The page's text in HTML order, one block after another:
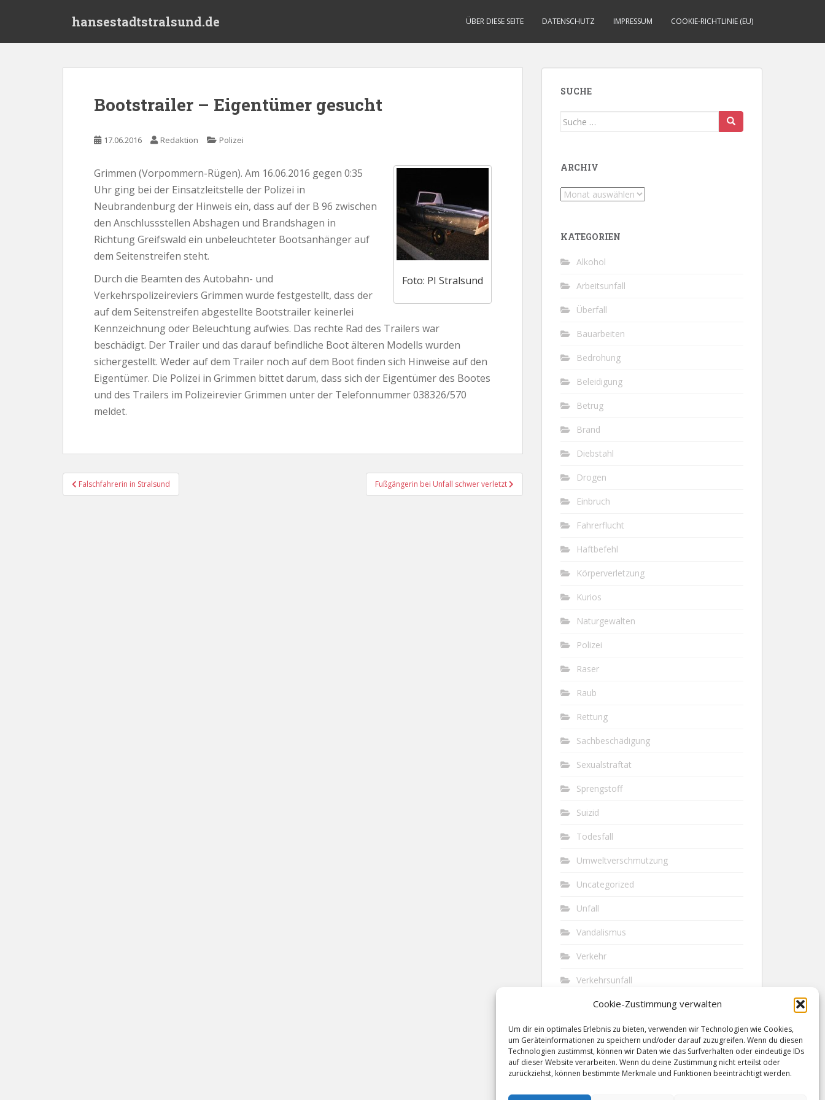
Cookie-Zustimmung verwalten
Um dir ein optimales Erlebnis zu bieten, verwenden wir Technologien wie Cookies,
um Geräteinformationen zu speichern und/oder darauf zuzugreifen. Wenn du diesen
Technologien zustimmst, können wir Daten wie das Surfverhalten oder eindeutige IDs
auf dieser Website verarbeiten. Wenn du deine Zustimmung nicht erteilst oder
zurückziehst, können bestimmte Merkmale und Funktionen beeinträchtigt werden.
hansestadtstralsund.de ÜBER DIESE SEITE DATENSCHUTZ IMPRESSUM COOKIE-RICHTLINIE (EU)
Bootstrailer – Eigentümer gesucht
17.06.2016 Redaktion Polizei
Foto: PI Stralsund
Grimmen (Vorpommern-Rügen). Am 16.06.2016 gegen 0:35
Uhr ging bei der Einsatzleitstelle der Polizei in
Neubrandenburg der Hinweis ein, dass auf der B 96 zwischen
den Anschlussstellen Abshagen und Brandshagen in
Richtung Greifswald ein unbeleuchteter Bootsanhänger auf
dem Seitenstreifen steht.
Durch die Beamten des Autobahn- und
Verkehrspolizeireviers Grimmen wurde festgestellt, dass der
auf dem Seitenstreifen abgestellte Bootstrailer keinerlei
Kennzeichnung oder Beleuchtung aufwies. Das rechte Rad des Trailers war
beschädigt. Der Trailer und das darauf befindliche Boot älteren Modells wurden
sichergestellt. Weder auf dem Trailer noch auf dem Boot finden sich Hinweise auf den
Eigentümer. Die Polizei in Grimmen bittet darum, dass sich der Eigentümer des Bootes
und des Trailers im Polizeirevier Grimmen unter der Telefonnummer 038326/570
meldet.
Beitragsnavigation
Falschfahrerin in Stralsund Fußgängerin bei Unfall schwer verletzt
SUCHE
Suche
ARCHIV
Archiv
KATEGORIEN
Alkohol
Arbeitsunfall
Überfall
Bauarbeiten
Bedrohung
Beleidigung
Betrug
Brand
Diebstahl
Drogen
Einbruch
Fahrerflucht
Haftbefehl
Körperverletzung
Kurios
Naturgewalten
Polizei
Raser
Raub
Rettung
Sachbeschädigung
Sexualstraftat
Sprengstoff
Suizid
Todesfall
Umweltverschmutzung
Uncategorized
Unfall
Vandalismus
Verkehr
Verkehrsunfall
Vermisst
Waffen
Wilderei